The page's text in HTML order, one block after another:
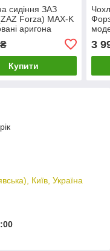
сидіння ЗАЗ
Forza) MAX-K
аригона
Купити
3
Київ, Україна